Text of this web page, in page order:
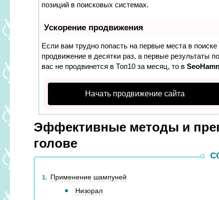
позиций в поисковых системах.
Ускорение продвижения
Если вам трудно попасть на первые места в
продвижение в десятки раз, а первые результаты
вас не продвинется в Топ10 за месяц, то в
Начать продвижение сайта
Эффективные методы и
голове
1
Применение шампуней
Низорал